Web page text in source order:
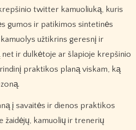
twitter kamuoliuką, kuris
gumos ir patikimos sintetinės
užtikrins geresnį ir
ir dulkėtoje ar šlapioje krepšinio
praktikos planą viskam, ką
į savaitės ir dienos praktikos
žaidėjų, kamuolių ir trenerių